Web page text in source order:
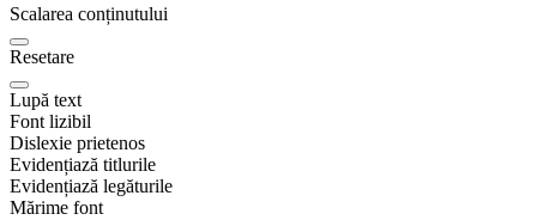
Scalarea conținutului
Resetare
Lupă text
Font lizibil
Dislexie prietenos
Evidențiază titlurile
Evidențiază legăturile
Mărime font